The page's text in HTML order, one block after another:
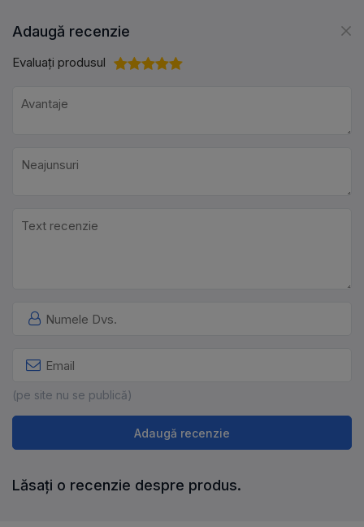
Adaugă recenzie
Evaluați produsul
(pe site nu se publică)
Adaugă recenzie
Lăsați o recenzie despre produs.